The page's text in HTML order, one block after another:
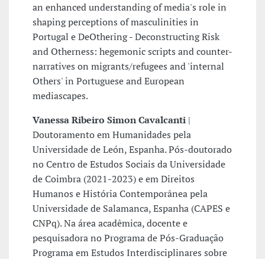
an enhanced understanding of media's role in
shaping perceptions of masculinities in
Portugal e DeOthering - Deconstructing Risk
and Otherness: hegemonic scripts and counter-
narratives on migrants/refugees and 'internal
Others' in Portuguese and European
mediascapes.
Vanessa Ribeiro Simon Cavalcanti |
Doutoramento em Humanidades pela
Universidade de León, Espanha. Pós-doutorado
no Centro de Estudos Sociais da Universidade
de Coimbra (2021-2023) e em Direitos
Humanos e História Contemporânea pela
Universidade de Salamanca, Espanha (CAPES e
CNPq). Na área acadêmica, docente e
pesquisadora no Programa de Pós-Graduação
Programa em Estudos Interdisciplinares sobre